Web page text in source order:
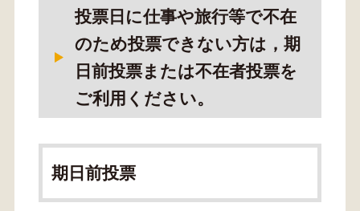
投票日に仕事や旅行等で不在
のため投票できない方は，期
日前投票または不在者投票を
ご利用ください。
期日前投票